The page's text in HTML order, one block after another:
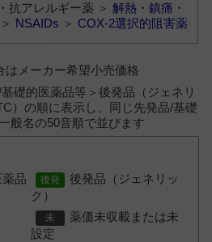
抗アレルギー薬 ＞解熱・鎮痛・
＞ NSAIDs ＞ COX-2選択的阻害薬
はメーカー希望小売価格
礎的医薬品等＞後発品（ジェネリ
）の順に表示し、同じ先発品/基礎
般名の50音順で並びます
品
後発品（ジェネリッ
ク）
薬価未収載または未
設定